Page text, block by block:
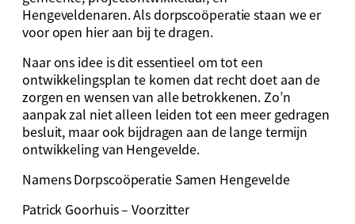
Hengeveldenaren. Als dorpscoöperatie staan we er
voor open hier aan bij te dragen.
Naar ons idee is dit essentieel om tot een
ontwikkelingsplan te komen dat recht doet aan de
zorgen en wensen van alle betrokkenen. Zo’n
aanpak zal niet alleen leiden tot een meer gedragen
besluit, maar ook bijdragen aan de lange termijn
ontwikkeling van Hengevelde.
Namens Dorpscoöperatie Samen Hengevelde
Patrick Goorhuis – Voorzitter